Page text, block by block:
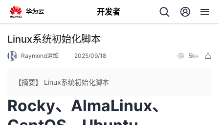
开发者
返
个
Linux系统初始化脚本
Raymond运维 2025/09/18 5k+
【摘要】 Linux系统初始化脚本
Rocky、AlmaLinux、